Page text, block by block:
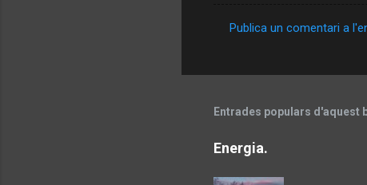
e
t
a
Publica un comentari a
Entrades populars d'aquest
Energia.